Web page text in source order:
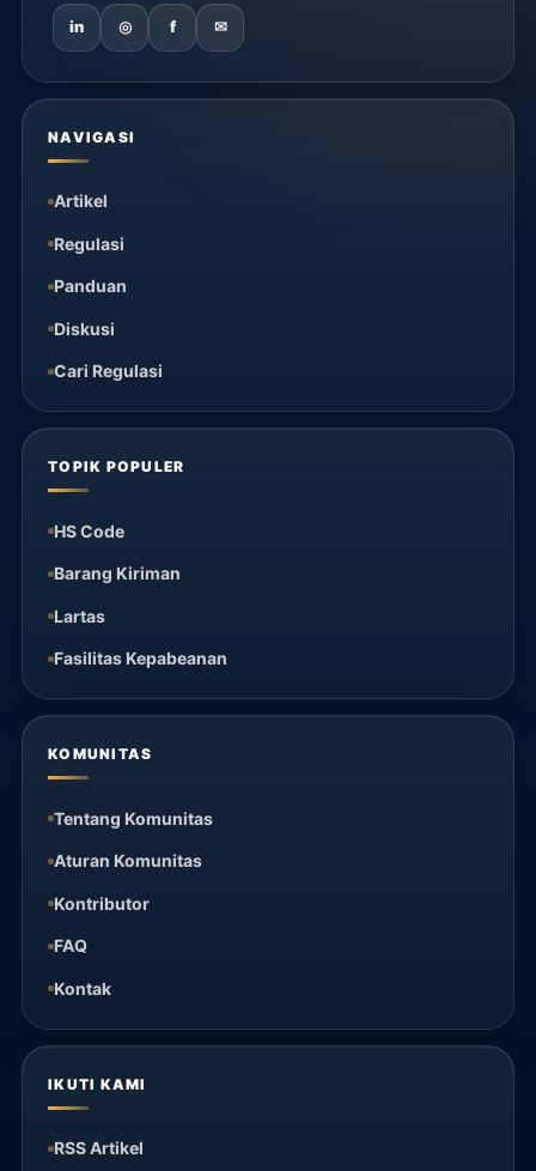
in ◎ f ✉
NAVIGASI
Artikel
Regulasi
Panduan
Diskusi
Cari Regulasi
TOPIK POPULER
HS Code
Barang Kiriman
Lartas
Fasilitas Kepabeanan
KOMUNITAS
Tentang Komunitas
Aturan Komunitas
Kontributor
FAQ
Kontak
IKUTI KAMI
RSS Artikel